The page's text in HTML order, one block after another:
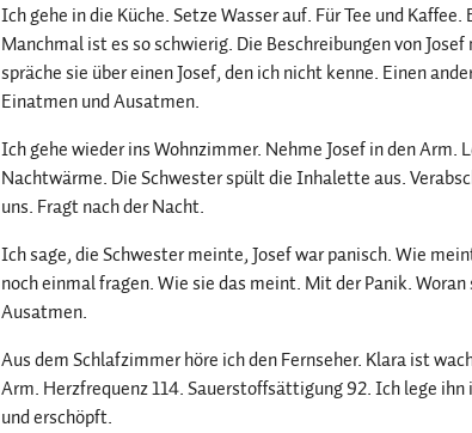
Ich gehe in die Küche. Setze Wasser auf. Für Tee und
Manchmal ist es so schwierig. Die Beschreibungen von
spräche sie über einen Josef, den ich nicht kenne. Einen
Einatmen und Ausatmen.
Ich gehe wieder ins Wohnzimmer. Nehme Josef in den Arm.
Nachtwärme. Die Schwester spült die Inhalette aus.
uns. Fragt nach der Nacht.
Ich sage, die Schwester meinte, Josef war panisch. Wie
noch einmal fragen. Wie sie das meint. Mit der Panik.
Ausatmen.
Aus dem Schlafzimmer höre ich den Fernseher. Klara ist
Arm. Herzfrequenz 114. Sauerstoffsättigung 92. Ich lege
und erschöpft.